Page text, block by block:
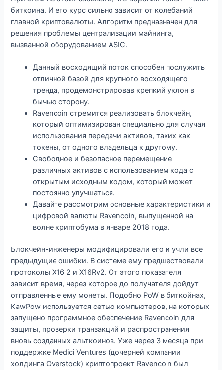
биткоина. И его курс сильно зависит от колебаний
главной криптовалюты. Алгоритм предназначен для
решения проблемы централизации майнинга,
вызванной оборудованием ASIC.
Данный восходящий поток способен послужить
отличной базой для крупного восходящего
тренда, продемонстрировав крепкий уклон в
бычью сторону.
Ravencoin стремится реализовать блокчейн,
который оптимизирован специально для случая
использования передачи активов, таких как
токены, от одного владельца к другому.
Свободное и безопасное перемещение
различных активов с использованием кода с
открытым исходным кодом, который может
постоянно улучшаться.
Давайте рассмотрим основные характеристики и
цифровой валюты Ravencoin, выпущенной на
волне криптобума в январе 2018 года.
Блокчейн-инженеры модифицировали его и учли все
предыдущие ошибки. В системе ему предшествовали
протоколы X16 2 и X16Rv2. От этого показателя
зависит время, через которое до получателя дойдут
отправленные ему монеты. Подобно PoW в биткойнах,
KawPow используется сетью компьютеров, на которых
запущено программное обеспечение Ravencoin для
защиты, проверки транзакций и распространения
вновь созданных альткоинов. Уже через 3 месяца при
поддержке Medici Ventures (дочерней компании
холдинга Overstock) криптопроект Ravencoin был